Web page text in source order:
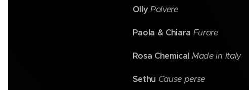
Olly Polvere
Paola & Chiara Furore
Rosa Chemical Made in Italy
Sethu Cause perse